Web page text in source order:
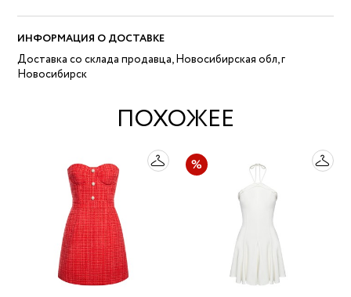
ИНФОРМАЦИЯ О ДОСТАВКЕ
Доставка со склада продавца, Новосибирская обл, г
Новосибирск
ПОХОЖЕЕ